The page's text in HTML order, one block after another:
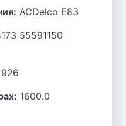
ACDelco E83
55591150
1600.0